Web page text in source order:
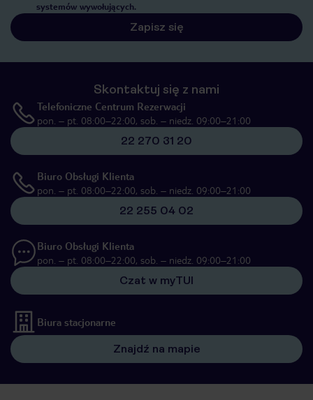
systemów wywołujących.
Zapisz się
Skontaktuj się z nami
Telefoniczne Centrum Rezerwacji
pon. – pt. 08:00–22:00, sob. – niedz. 09:00–21:00
22 270 31 20
Biuro Obsługi Klienta
pon. – pt. 08:00–22:00, sob. – niedz. 09:00–21:00
22 255 04 02
Biuro Obsługi Klienta
pon. – pt. 08:00–22:00, sob. – niedz. 09:00–21:00
Czat w myTUI
Biura stacjonarne
Znajdź na mapie